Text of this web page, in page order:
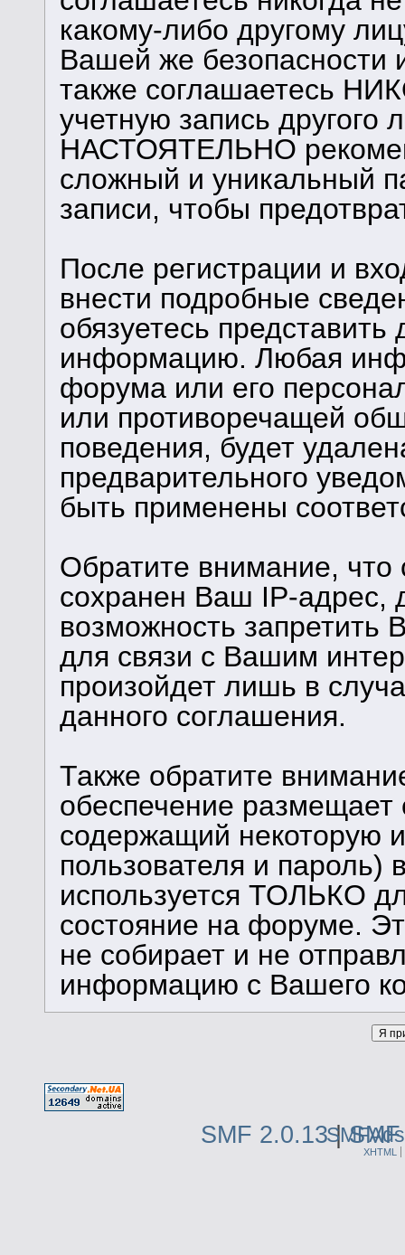
какому-либо другому
Вашей же безопасности
также соглашаетесь
учетную запись другого
НАСТОЯТЕЛЬНО
сложный и уникальный
записи, чтобы
После регистрации и
внести подробные
обязуетесь
информацию. Любая
форума или его
или противоречащей
поведения, будет
предварительного
быть применены
Обратите внимание,
сохранен Ваш IP-адрес,
возможность запретить
для связи с Вашим
произойдет лишь в
данного соглашения.
Также обратите
обеспечение
содержащий некоторую
пользователя и
используется ТОЛЬКО
состояние на форуме.
не собирает и не
информацию с Вашего
SMF 2.0.13|
SMFAds
XHTML